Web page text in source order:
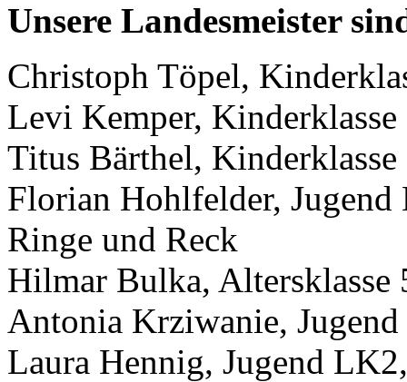
Unsere Landesmeister
Christoph Töpel,
Levi Kemper,
Titus Bärthel,
Florian Hohlfelder, Jugend
Ringe und Reck
Hilmar Bulka, Altersklasse
Antonia Krziwanie,
Laura Hennig, Jugend